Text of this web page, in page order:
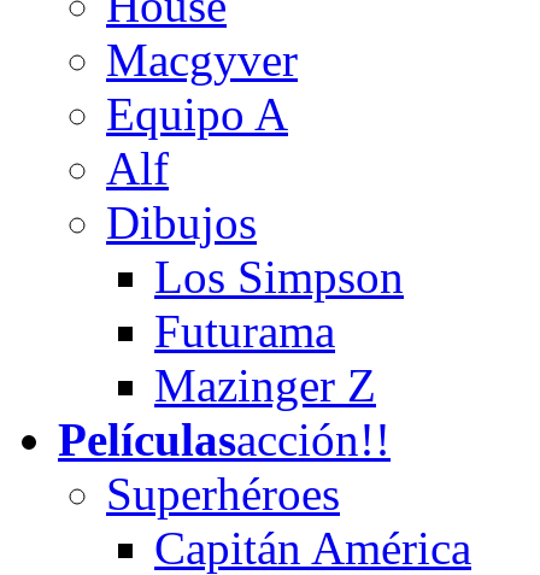
Macgyver
Equipo A
Alf
Dibujos
Los Simpson
Futurama
Mazinger Z
Películasacción!!
Superhéroes
Capitán América